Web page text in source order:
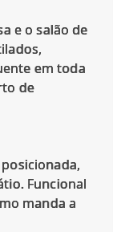
e o salão de
em toda
de
Funcional
manda a